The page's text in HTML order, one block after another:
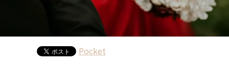
Pocket